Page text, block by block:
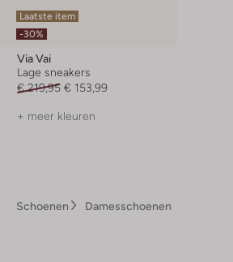
Laatste item
-30%
Via Vai
Lage sneakers
€ 219,95 € 153,99
+ meer kleuren
Schoenen Damesschoenen